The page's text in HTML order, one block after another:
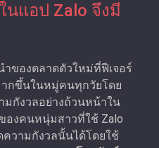
แอป Zalo จึงมี
ของตลาดตัวใหม่ที่ฟีเจอร์
ากขึ้นในหมู่คนทุกวัยโดย
มกังวลอย่างถ้วนหน้าใน
งคนหนุ่มสาวที่ใช้ Zalo
วามกังวลนั้นได้โดยใช้